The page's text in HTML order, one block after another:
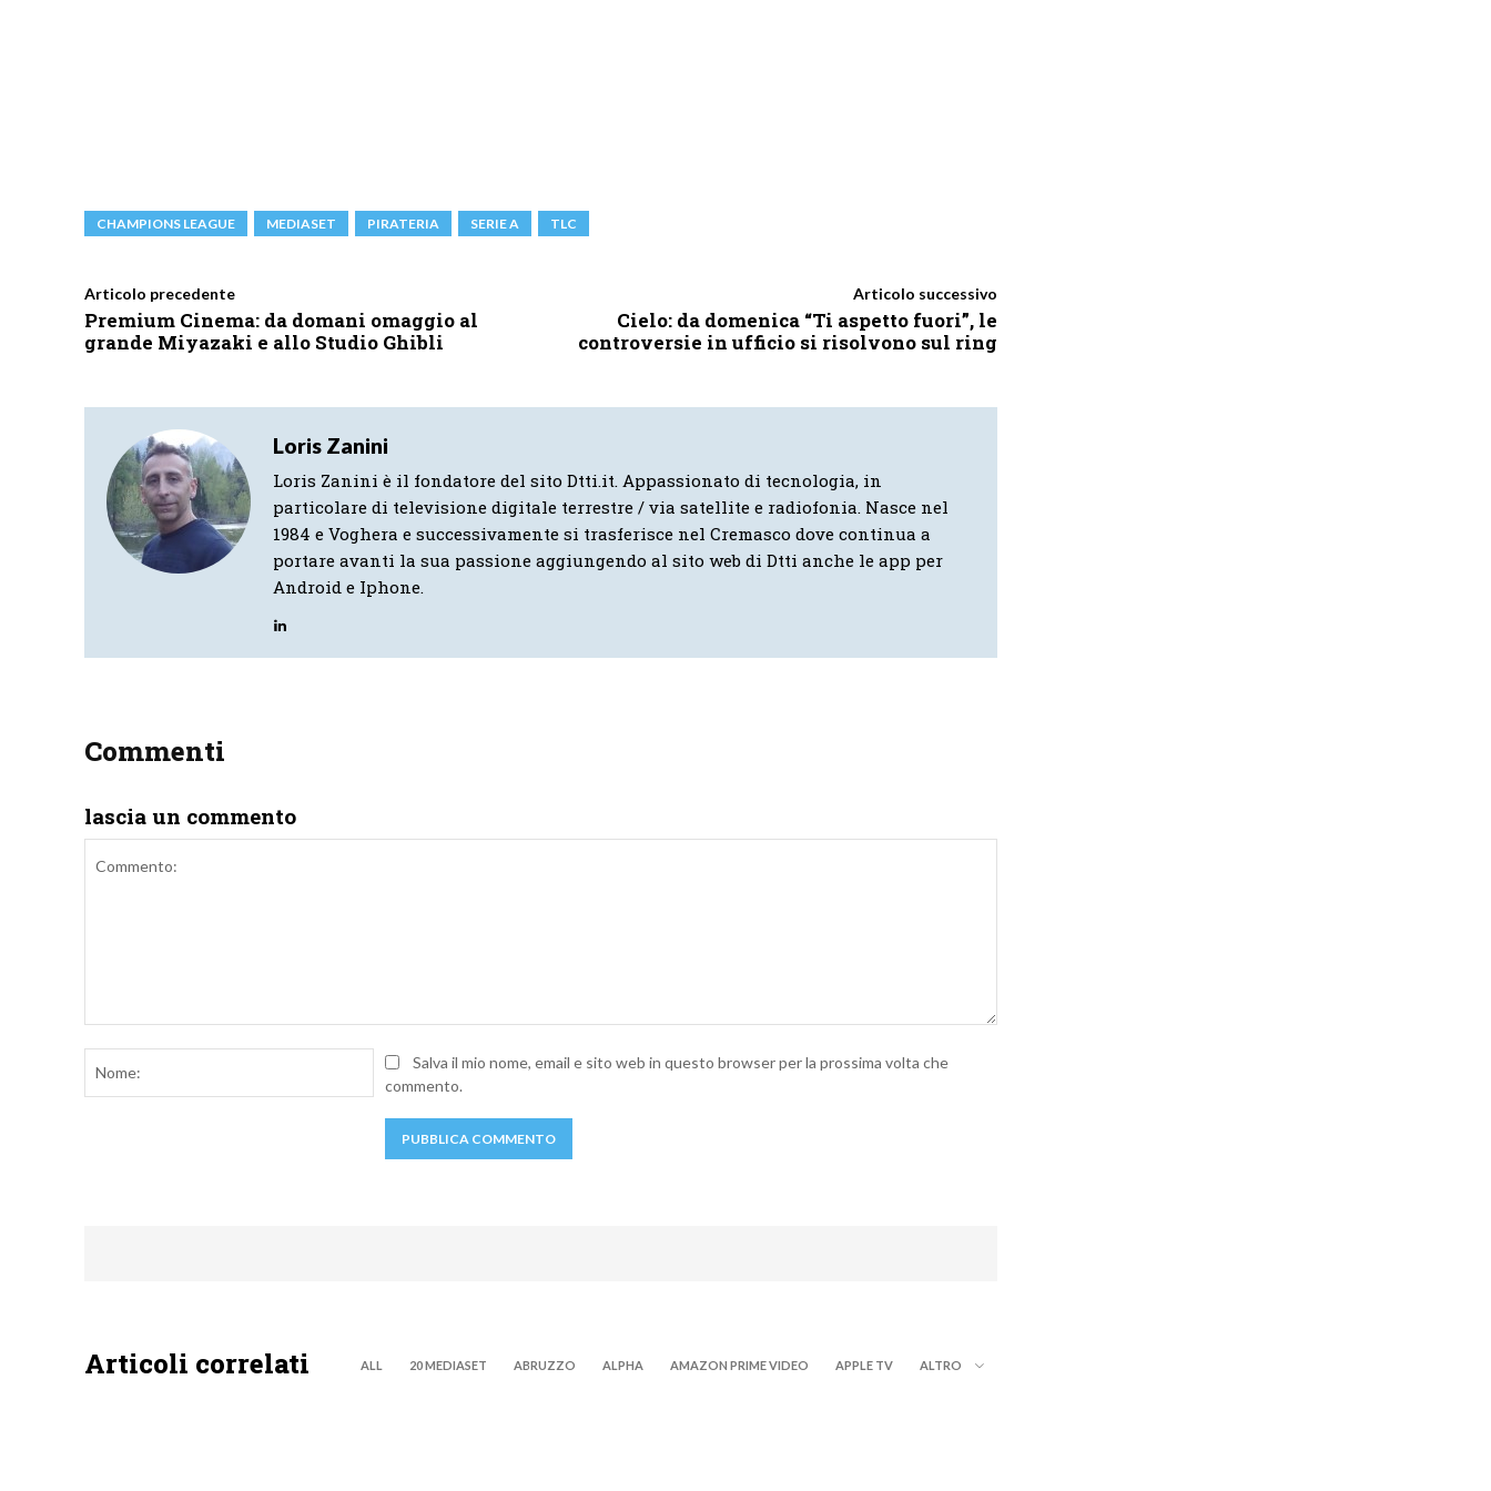
CHAMPIONS LEAGUE MEDIASET PIRATERIA SERIE A TLC
Articolo precedente
Premium Cinema: da domani omaggio al
grande Miyazaki e allo Studio Ghibli
Articolo successivo
Cielo: da domenica “Ti aspetto fuori”, le
controversie in ufficio si risolvono sul ring
Loris Zanini
Loris Zanini è il fondatore del sito Dtti.it. Appassionato di tecnologia, in
particolare di televisione digitale terrestre / via satellite e radiofonia. Nasce nel
1984 e Voghera e successivamente si trasferisce nel Cremasco dove continua a
portare avanti la sua passione aggiungendo al sito web di Dtti anche le app per
Android e Iphone.
Commenti
lascia un commento
Nome:Salva il mio nome, email e sito web in questo browser per la prossima volta che
commento.
Articoli correlati ALL 20 MEDIASET ABRUZZO ALPHA AMAZON PRIME VIDEO APPLE TV ALTRO